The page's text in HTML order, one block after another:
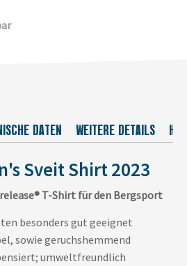
DATEN WEITERE DETAILS
Sveit Shirt 2023
T-Shirt für den Bergsport
besonders gut geeignet
sowie geruchshemmend
umweltfreundlich